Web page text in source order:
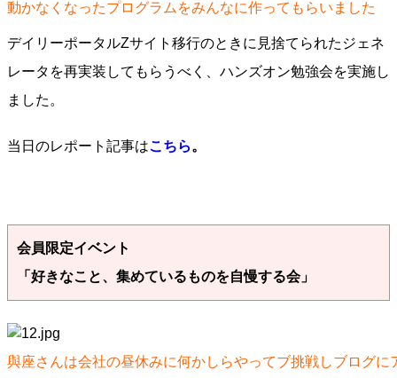
動かなくなったプログラムをみんなに作ってもらいました
デイリーポータルZサイト移行のときに見捨てられたジェネ
レータを再実装してもらうべく、ハンズオン勉強会を実施し
ました。
当日のレポート記事はこちら。
会員限定イベント
「好きなこと、集めているものを自慢する会」
與座さんは会社の昼休みに何かしらやってブ挑戦しブログに